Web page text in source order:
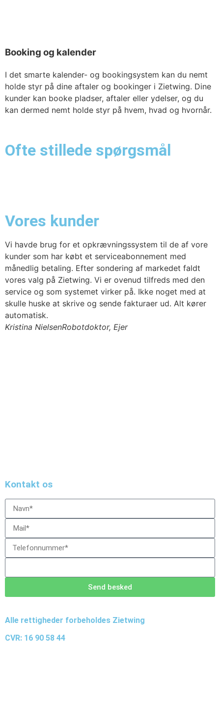
Booking og kalender
I det smarte kalender- og bookingsystem kan du nemt
holde styr på dine aftaler og bookinger i Zietwing. Dine
kunder kan booke pladser, aftaler eller ydelser, og du
kan dermed nemt holde styr på hvem, hvad og hvornår.
Ofte stillede spørgsmål
Vores kunder
Vi havde brug for et opkrævningssystem til de af vore
kunder som har købt et serviceabonnement med
månedlig betaling. Efter sondering af markedet faldt
vores valg på Zietwing. Vi er ovenud tilfreds med den
service og som systemet virker på. Ikke noget med at
skulle huske at skrive og sende fakturaer ud. Alt kører
automatisk.
Kristina NielsenRobotdoktor, Ejer
Kontakt os
Send besked
Alle rettigheder forbeholdes Zietwing
CVR: 16 90 58 44